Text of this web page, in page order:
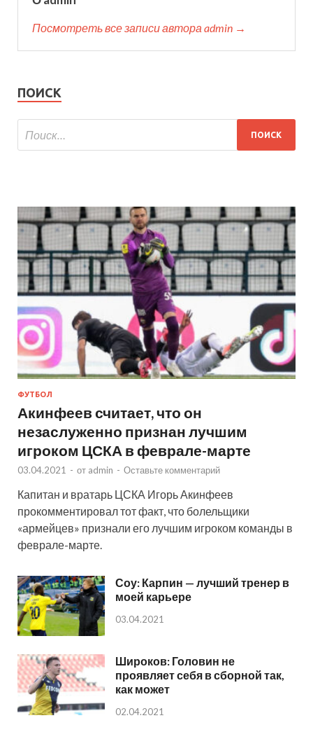
Посмотреть все записи автора admin →
ПОИСК
ФУТБОЛ
Акинфеев считает, что он
незаслуженно признан лучшим
игроком ЦСКА в феврале-марте
03.04.2021 - от admin - Оставьте комментарий
Капитан и вратарь ЦСКА Игорь Акинфеев
прокомментировал тот факт, что болельщики
«армейцев» признали его лучшим игроком команды в
феврале-марте.
Соу: Карпин — лучший тренер в
моей карьере
03.04.2021
Широков: Головин не
проявляет себя в сборной так,
как может
02.04.2021